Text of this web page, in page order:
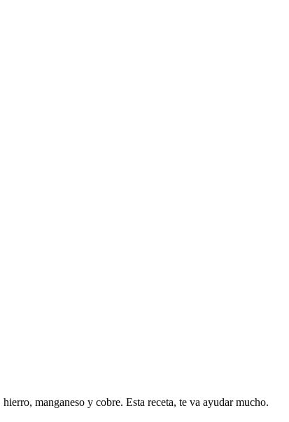
manganeso y cobre. Esta receta, te va ayudar mucho.